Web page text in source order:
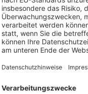
einen tödlichen
Boyens, die
zeichneten.